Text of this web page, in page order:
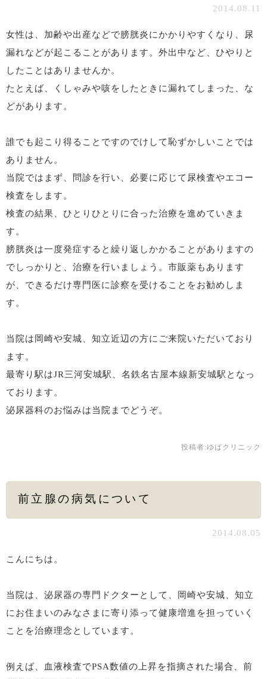
2014.08.11
女性は、加齢や出産などで膀胱炎にかかりやすくなり、尿
漏れなどが起こることがあります。外出中など、ひやりと
したことはありませんか。
たとえば、くしゃみや咳をしたときに漏れてしまった、な
どがあります。
誰でも起こり得ることですのでけして恥ずかしいことでは
ありません。
当院ではまず、問診を行い、必要に応じて尿検査やエコー
検査をします。
検査の結果、ひとりひとりに合った治療を進めていきま
す。
膀胱炎は一度発症すると繰り返しかかることがありますの
でしっかりと、治療を行いましょう。市販薬もあります
が、できるだけ専門医に診察を受けることをお勧めしま
す。
当院は岡崎や安城、知立近辺の方にご来院いただいており
ます。
最寄り駅はJR三河安城駅、名鉄名古屋本線新安城駅となっ
ております。
泌尿器科のお悩みは当院までどうぞ。
投稿者: ゆばクリニック
前立腺の病気について
2014.08.05
こんにちは。
当院は、泌尿器の専門ドクターとして、岡崎や安城、知立
にお住まいのみなさまに寄り添って健康増進を担っていく
ことを治療理念としています。
例えば、血液検査でPSA数値の上昇を指摘された場合、前